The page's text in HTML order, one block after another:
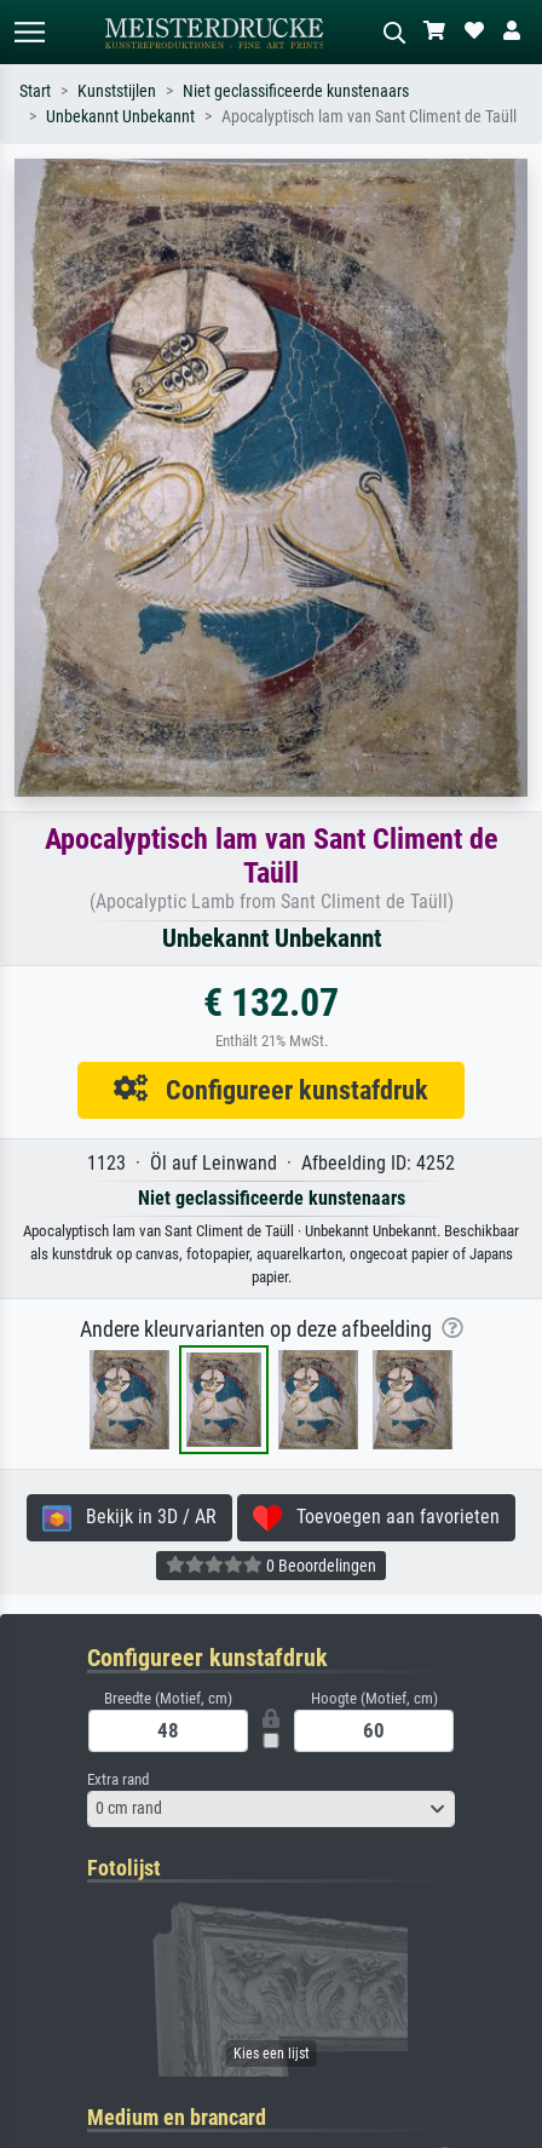
Zoek op kunstenaar, titel of stijl – bijv.
Monet, Sterrennacht, impressionisme,
Hokusai-golf, naakt.
Beschrijf de scène – bijv. groene
weide, abstract met veel rood, donker
olieverfschilderij, staand naakt naast
een boom.
Start Kunststijlen
Niet geclassificeerde kunstenaars
Unbekannt Unbekannt
Apocalyptisch lam van Sant Climent de Taüll
Apocalyptisch lam van Sant Climent de
Taüll
(Apocalyptic Lamb from Sant Climent de Taüll)
Unbekannt Unbekannt
€ 132.07
Enthält 21% MwSt.
Configureer kunstafdruk
1123 · Öl auf Leinwand · Afbeelding ID: 4252
Niet geclassificeerde kunstenaars
Apocalyptisch lam van Sant Climent de Taüll · Unbekannt Unbekannt. Beschikbaar
als kunstdruk op canvas, fotopapier, aquarelkarton, ongecoat papier of Japans
papier.
Andere kleurvarianten op deze afbeelding
Bekijk in 3D / AR Toevoegen aan favorieten
0 Beoordelingen
Configureer kunstafdruk
Breedte (Motief, cm) Hoogte (Motief, cm)
Extra rand
0 cm rand
Fotolijst
Medium en brancard